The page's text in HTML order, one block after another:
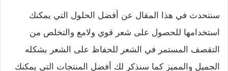
سنتحدث في هذا المقال عن أفضل الحلول التي يمكنك
استخدامها للحصول على شعر قوي ولامع والتخلص من
التقصف المستمر في الشعر للحفاظ على الشعر بشكله
الجميل والمميز كما سنذكر لك أفضل المنتجات التي يمكنك